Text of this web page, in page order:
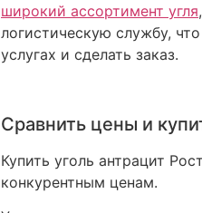
широкий ассортимент угля
логистическую службу,
услугах и сделать заказ.
Сравнить цены и
Купить уголь антрацит
конкурентным ценам.